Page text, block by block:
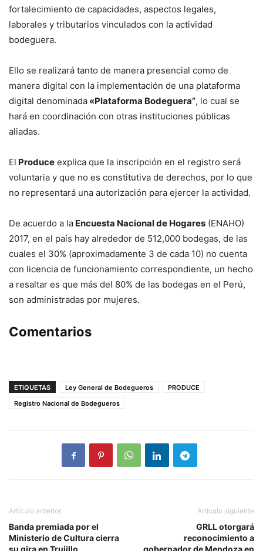
fortalecimiento de capacidades, aspectos legales,
laborales y tributarios vinculados con la actividad
bodeguera.
Ello se realizará tanto de manera presencial como de
manera digital con la implementación de una plataforma
digital denominada «Plataforma Bodeguera”, lo cual se
hará en coordinación con otras instituciones públicas
aliadas.
El Produce explica que la inscripción en el registro será
voluntaria y que no es constitutiva de derechos, por lo que
no representará una autorización para ejercer la actividad.
De acuerdo a la Encuesta Nacional de Hogares (ENAHO)
2017, en el país hay alrededor de 512,000 bodegas, de las
cuales el 30% (aproximadamente 3 de cada 10) no cuenta
con licencia de funcionamiento correspondiente, un hecho
a resaltar es que más del 80% de las bodegas en el Perú,
son administradas por mujeres.
Comentarios
ETIQUETAS Ley General de Bodegueros
PRODUCE
Registro Nacional de Bodegueros
Artículo anterior
Banda premiada por el
Ministerio de Cultura cierra
su gira en Trujillo
Artículo siguiente
GRLL otorgará
reconocimiento a
gobernador de Mendoza en